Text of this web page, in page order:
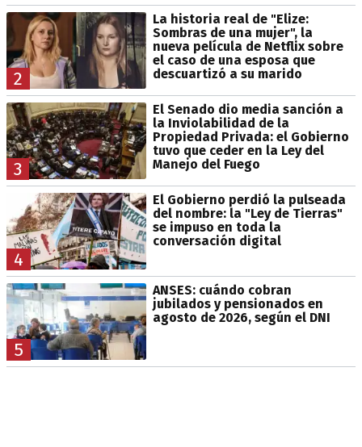
2
La historia real de "Elize:
Sombras de una mujer", la
nueva película de Netflix sobre
el caso de una esposa que
descuartizó a su marido
3
El Senado dio media sanción a
la Inviolabilidad de la
Propiedad Privada: el Gobierno
tuvo que ceder en la Ley del
Manejo del Fuego
4
El Gobierno perdió la pulseada
del nombre: la "Ley de Tierras"
se impuso en toda la
conversación digital
5
ANSES: cuándo cobran
jubilados y pensionados en
agosto de 2026, según el DNI